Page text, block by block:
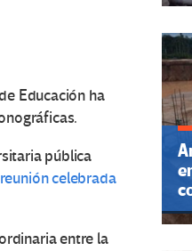
Educación ha
pública
celebrada
entre la